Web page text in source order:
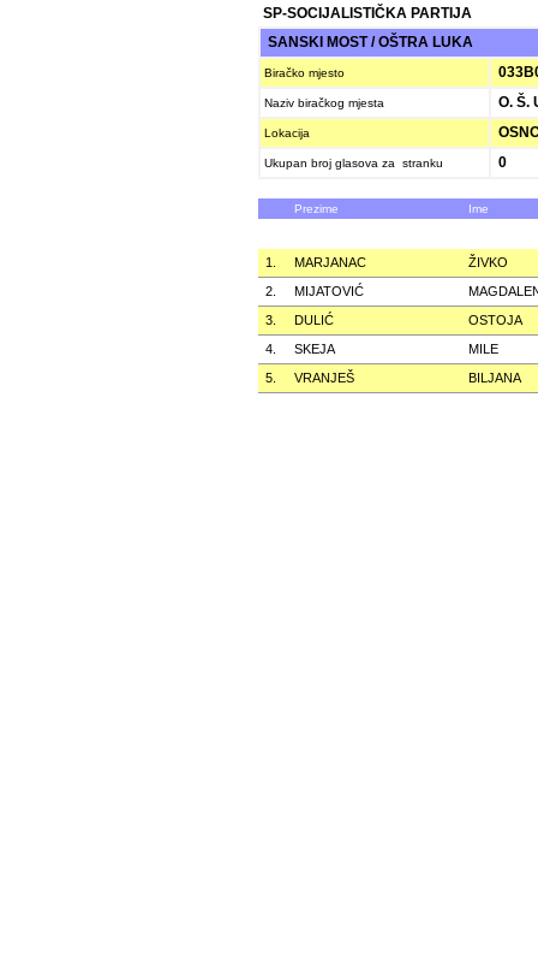
SP-SOCIJALISTIČKA PARTIJA
SANSKI MOST / OŠTRA LUKA
Biračko mjesto
Naziv biračkog mjesta O. Š.
Lokacija
Ukupan broj glasova za stranku 0
Prezime Ime
1. MARJANAC
ŽIVKO
2.
MIJATOVIĆ
3.
DULIĆ
OSTOJA
4.
SKEJA
MILE
5.
VRANJEŠ BILJANA